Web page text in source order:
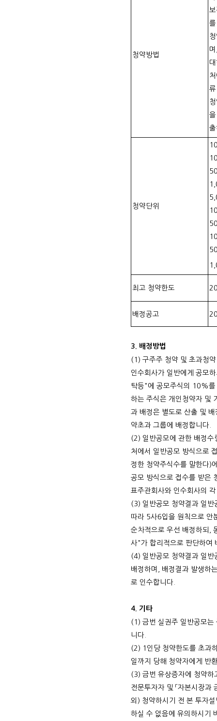
청약방법
보
며
청약단위
최고 청약한도
배정공고
3. 배정방법
(1) 구주주 청약 및 초과청
인수회사가 일반에게 공모
탁등" 에 공모주식의 10%를
하는 주식은 개인청약자 및
과 배정은 별도로 산출 및 배
약초과 그룹에 배정합니다
(2) 일반공모에 관한 배정
처에서 일반공모 방식으로
정한 청약주식수를 말한다)
공모 방식으로 접수를 받은
표주관회사와 인수회사의
(3) 일반공모 청약결과 일
따라 5사6입을 원칙으로 안
순차적으로 우선 배정하되
사"가 합리적으로 판단하여
(4) 일반공모 청약결과 일
배정하며
배정결과 발생하
로 인수합니다
4. 기타
(1) 금번 실권주 일반공모는
니다
(2) 1 인당 청약한도를 초과
일까지 당해 청약자에게 반
(3) 금번 유상증자에 청약하
전문투자자 및 「자본시장과
외 ) 청약하시기 전 본 투자
하실 수 없음에 유의하시기